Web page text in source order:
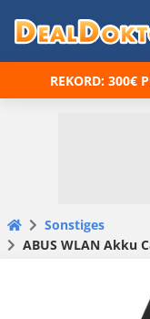
REKORD:
Sonstiges
ABUS WLAN Akku Cam 2er